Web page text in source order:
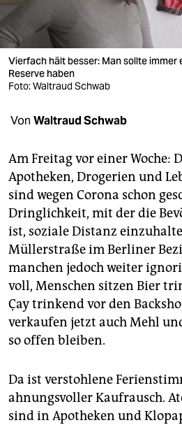
verlag
verlag
veranstaltungen
unterstützen
abo
genossenschaft
epaper login
Vierfach hält besser: Man sollte immer
Reserve haben
Foto: Waltraud Schwab
Von Waltraud Schwab
Am Freitag vor einer Woche:
Apotheken, Drogerien und
sind wegen Corona schon
Dringlichkeit, mit der die
ist, soziale Distanz
Müllerstraße im Berliner
manchen jedoch weiter
voll, Menschen sitzen Bier
Çay trinkend vor den
verkaufen jetzt auch Mehl
so offen bleiben.
Da ist verstohlene
ahnungsvoller Kaufrausch.
sind in Apotheken und